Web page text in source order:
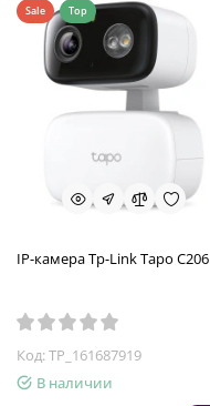
Sale Top
IP-камера Tp-Link Tapo C206
Код: TP_161687919
В наличии